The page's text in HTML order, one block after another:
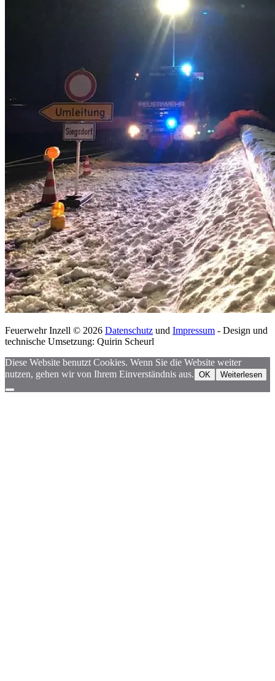
Feuerwehr Inzell © 2026 Datenschutz und Impressum - Design und
technische Umsetzung: Quirin Scheurl
Diese Website benutzt Cookies. Wenn Sie die Website weiter
nutzen, gehen wir von Ihrem Einverständnis aus. OK Weiterlesen